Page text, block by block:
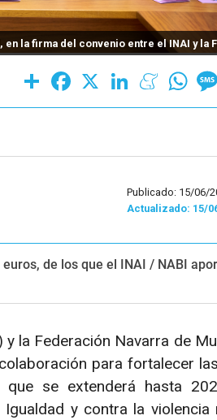
la firma del convenio entre el INAI y la
Share Facebook LinkedInMeneame
Publicado: 15/06/
Actualizado: 15/
de los que el INAI / NABI
la Federación Navarra de
para fortalecer
se extenderá hasta
y contra la violencia